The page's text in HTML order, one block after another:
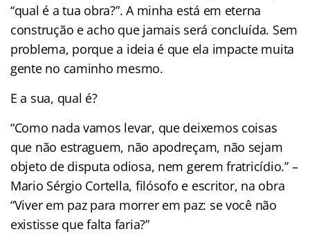
“qual é a tua obra?”. A minha está em eterna
construção e acho que jamais será concluída. Sem
problema, porque a ideia é que ela impacte muita
gente no caminho mesmo.
E a sua, qual é?
“Como nada vamos levar, que deixemos coisas
que não estraguem, não apodreçam, não sejam
objeto de disputa odiosa, nem gerem fratricídio.” –
Mario Sérgio Cortella, filósofo e escritor, na obra
“Viver em paz para morrer em paz: se você não
existisse que falta faria?”